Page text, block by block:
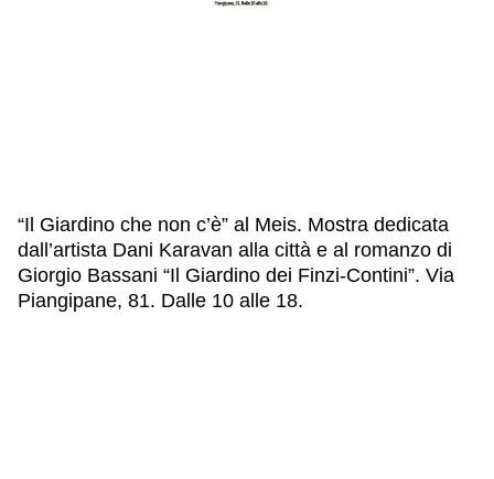
#ITALIAEBRAICA
“Il Giardino che non c’è” al Meis. Mostra dedicata
dall’artista Dani Karavan alla città e al romanzo di
Giorgio Bassani “Il Giardino dei Finzi-Contini”. Via
Piangipane, 81. Dalle 10 alle 18.